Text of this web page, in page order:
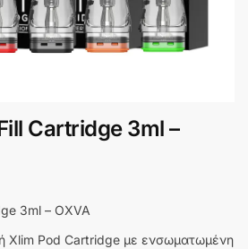
Cartridge 3ml –
3ml – OXVA
Xlim Pod Cartridge με ενσωματωμένη